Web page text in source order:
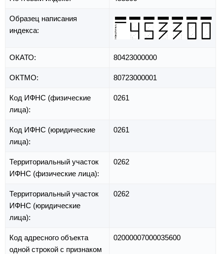
Образец написания
индекса:
ОКАТО: 80423000000
ОКТМО: 80723000001
Код ИФНС (физические
лица):
0261
Код ИФНС (юридические
лица):
0261
Территориальный участок
ИФНС (физические лица):
0262
Территориальный участок
ИФНС (юридические
лица):
0262
Код адресного объекта
одной строкой с признаком
02000007000035600